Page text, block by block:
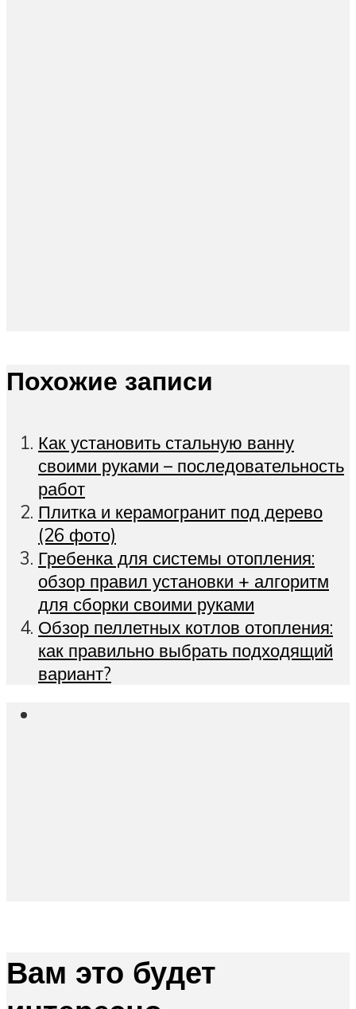
Похожие записи
Как установить стальную ванну
своими руками – последовательность
работ
Плитка и керамогранит под дерево
(26 фото)
Гребенка для системы отопления:
обзор правил установки + алгоритм
для сборки своими руками
Обзор пеллетных котлов отопления:
как правильно выбрать подходящий
вариант?
Вам это будет